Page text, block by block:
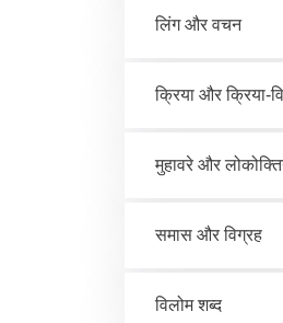
लिंग और वचन
क्रिया और क्रिया-
मुहावरे और
समास और विग्रह
विलोम शब्द